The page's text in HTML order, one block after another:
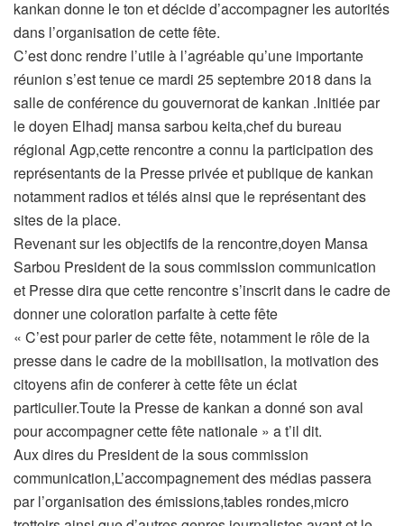
kankan donne le ton et décide d’accompagner les autorités
dans l’organisation de cette fête.
C’est donc rendre l’utile à l’agréable qu’une importante
réunion s’est tenue ce mardi 25 septembre 2018 dans la
salle de conférence du gouvernorat de kankan .Initiée par
le doyen Elhadj mansa sarbou keita,chef du bureau
régional Agp,cette rencontre a connu la participation des
représentants de la Presse privée et publique de kankan
notamment radios et télés ainsi que le représentant des
sites de la place.
Revenant sur les objectifs de la rencontre,doyen Mansa
Sarbou President de la sous commission communication
et Presse dira que cette rencontre s’inscrit dans le cadre de
donner une coloration parfaite à cette fête
« C’est pour parler de cette fête, notamment le rôle de la
presse dans le cadre de la mobilisation, la motivation des
citoyens afin de conferer à cette fête un éclat
particulier.Toute la Presse de kankan a donné son aval
pour accompagner cette fête nationale » a t’il dit.
Aux dires du President de la sous commission
communication,L’accompagnement des médias passera
par l’organisation des émissions,tables rondes,micro